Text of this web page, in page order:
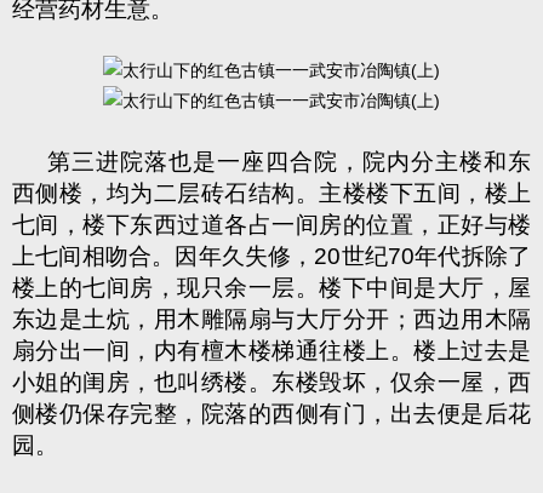
经营药材生意。
第三进院落也是一座四合院，院内分主楼和东
西侧楼，均为二层砖石结构。主楼楼下五间，楼上
七间，楼下东西过道各占一间房的位置，正好与楼
上七间相吻合。因年久失修， 20世纪70年代拆除了
楼上的七间房，现只余一层。楼下中间是大厅，屋
东边是土炕，用木雕隔扇与大厅分开；西边用木隔
扇分出一间，内有檀木楼梯通往楼上。楼上过去是
小姐的闺房，也叫绣楼。东楼毁坏，仅余一屋，西
侧楼仍保存完整，院落的西侧有门，出去便是后花
园。